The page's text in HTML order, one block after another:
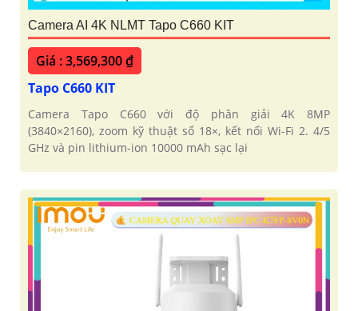
Camera AI 4K NLMT Tapo C660 KIT
Giá : 3,569,300 ₫
Tapo C660 KIT
Camera Tapo C660 với độ phân giải 4K 8MP
(3840×2160), zoom kỹ thuật số 18×, kết nối Wi-Fi 2. 4/5
GHz và pin lithium-ion 10000 mAh sạc lại